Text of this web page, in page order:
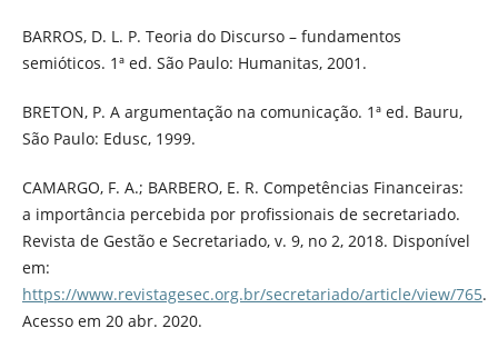
BARROS, D. L. P. Teoria do Discurso – fundamentos
semióticos. 1ª ed. São Paulo: Humanitas, 2001.
BRETON, P. A argumentação na comunicação. 1ª ed. Bauru,
São Paulo: Edusc, 1999.
CAMARGO, F. A.; BARBERO, E. R. Competências Financeiras:
a importância percebida por profissionais de secretariado.
Revista de Gestão e Secretariado, v. 9, no 2, 2018. Disponível
em:
https://www.revistagesec.org.br/secretariado/article/view/765.
Acesso em 20 abr. 2020.